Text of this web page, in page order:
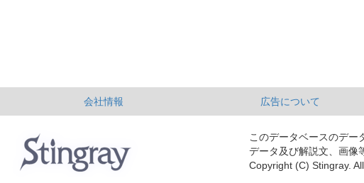
会社情報 広告について
このデータベースのデー
データ及び解説文、画像
Copyright (C) Stingray.